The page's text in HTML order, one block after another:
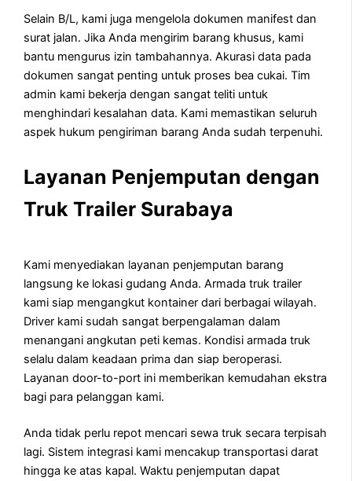
Selain B/L, kami juga mengelola dokumen manifest dan
surat jalan. Jika Anda mengirim barang khusus, kami
bantu mengurus izin tambahannya. Akurasi data pada
dokumen sangat penting untuk proses bea cukai. Tim
admin kami bekerja dengan sangat teliti untuk
menghindari kesalahan data. Kami memastikan seluruh
aspek hukum pengiriman barang Anda sudah terpenuhi.
Layanan Penjemputan dengan
Truk Trailer Surabaya
Kami menyediakan layanan penjemputan barang
langsung ke lokasi gudang Anda. Armada truk trailer
kami siap mengangkut kontainer dari berbagai wilayah.
Driver kami sudah sangat berpengalaman dalam
menangani angkutan peti kemas. Kondisi armada truk
selalu dalam keadaan prima dan siap beroperasi.
Layanan door-to-port ini memberikan kemudahan ekstra
bagi para pelanggan kami.
Anda tidak perlu repot mencari sewa truk secara terpisah
lagi. Sistem integrasi kami mencakup transportasi darat
hingga ke atas kapal. Waktu penjemputan dapat